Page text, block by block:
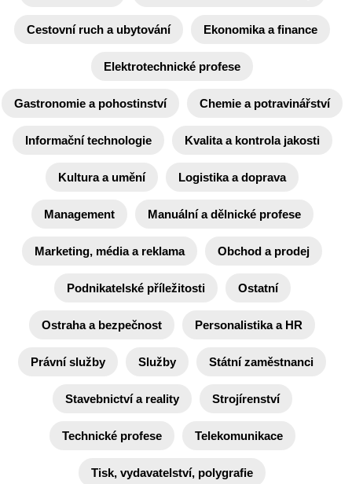
Cestovní ruch a ubytování Ekonomika a finance
Elektrotechnické profese
Gastronomie a pohostinství Chemie a potravinářství
Informační technologie Kvalita a kontrola jakosti
Kultura a umění Logistika a doprava
Management Manuální a dělnické profese
Marketing, média a reklama Obchod a prodej
Podnikatelské příležitosti Ostatní
Ostraha a bezpečnost Personalistika a HR
Právní služby Služby Státní zaměstnanci
Stavebnictví a reality Strojírenství
Technické profese Telekomunikace
Tisk, vydavatelství, polygrafie